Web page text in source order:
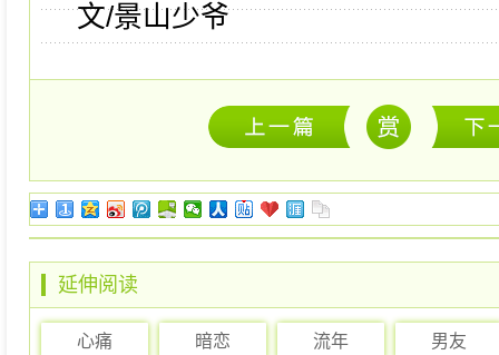
文/景山少爷
延伸阅读
心痛 暗恋 流年 男友